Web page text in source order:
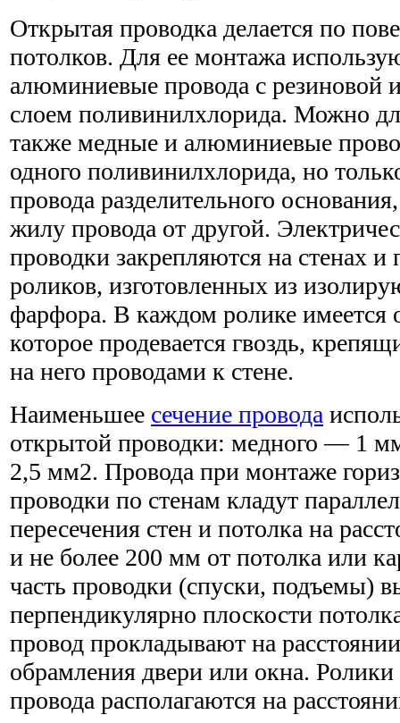
Открытая проводка делается по
потолков. Для ее монтажа
алюминиевые провода с резиновой
слоем поливинилхлорида. Можно
также медные и алюминиевые
одного поливинилхлорида, но
провода разделительного
жилу провода от другой.
проводки закрепляются на стенах
роликов, изготовленных из
фарфора. В каждом ролике имеется
которое продевается гвоздь,
на него проводами к стене.
Наименьшее сечение провода
открытой проводки: медного — 1
2,5 мм2. Провода при монтаже
проводки по стенам кладут
пересечения стен и потолка на
и не более 200 мм от потолка или
часть проводки (спуски, подъемы)
перпендикулярно плоскости
провод прокладывают на
обрамления двери или окна.
провода располагаются на